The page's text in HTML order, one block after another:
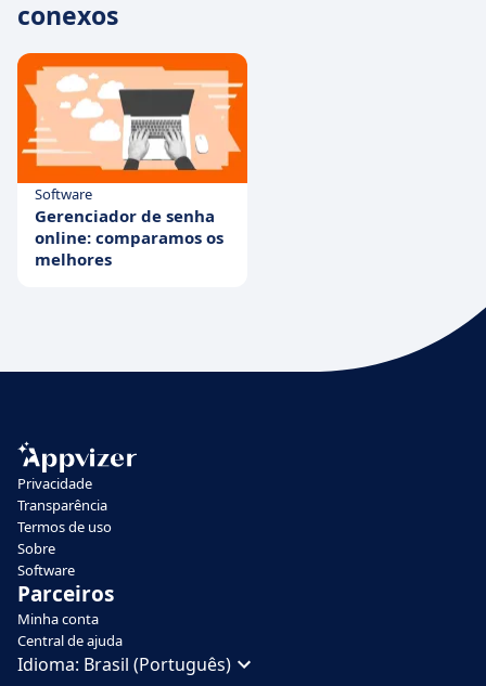
conexos
Software
Gerenciador de senha
online: comparamos os
melhores
Privacidade
Transparência
Termos de uso
Sobre
Software
Parceiros
Minha conta
Central de ajuda
Idioma: Brasil (Português)